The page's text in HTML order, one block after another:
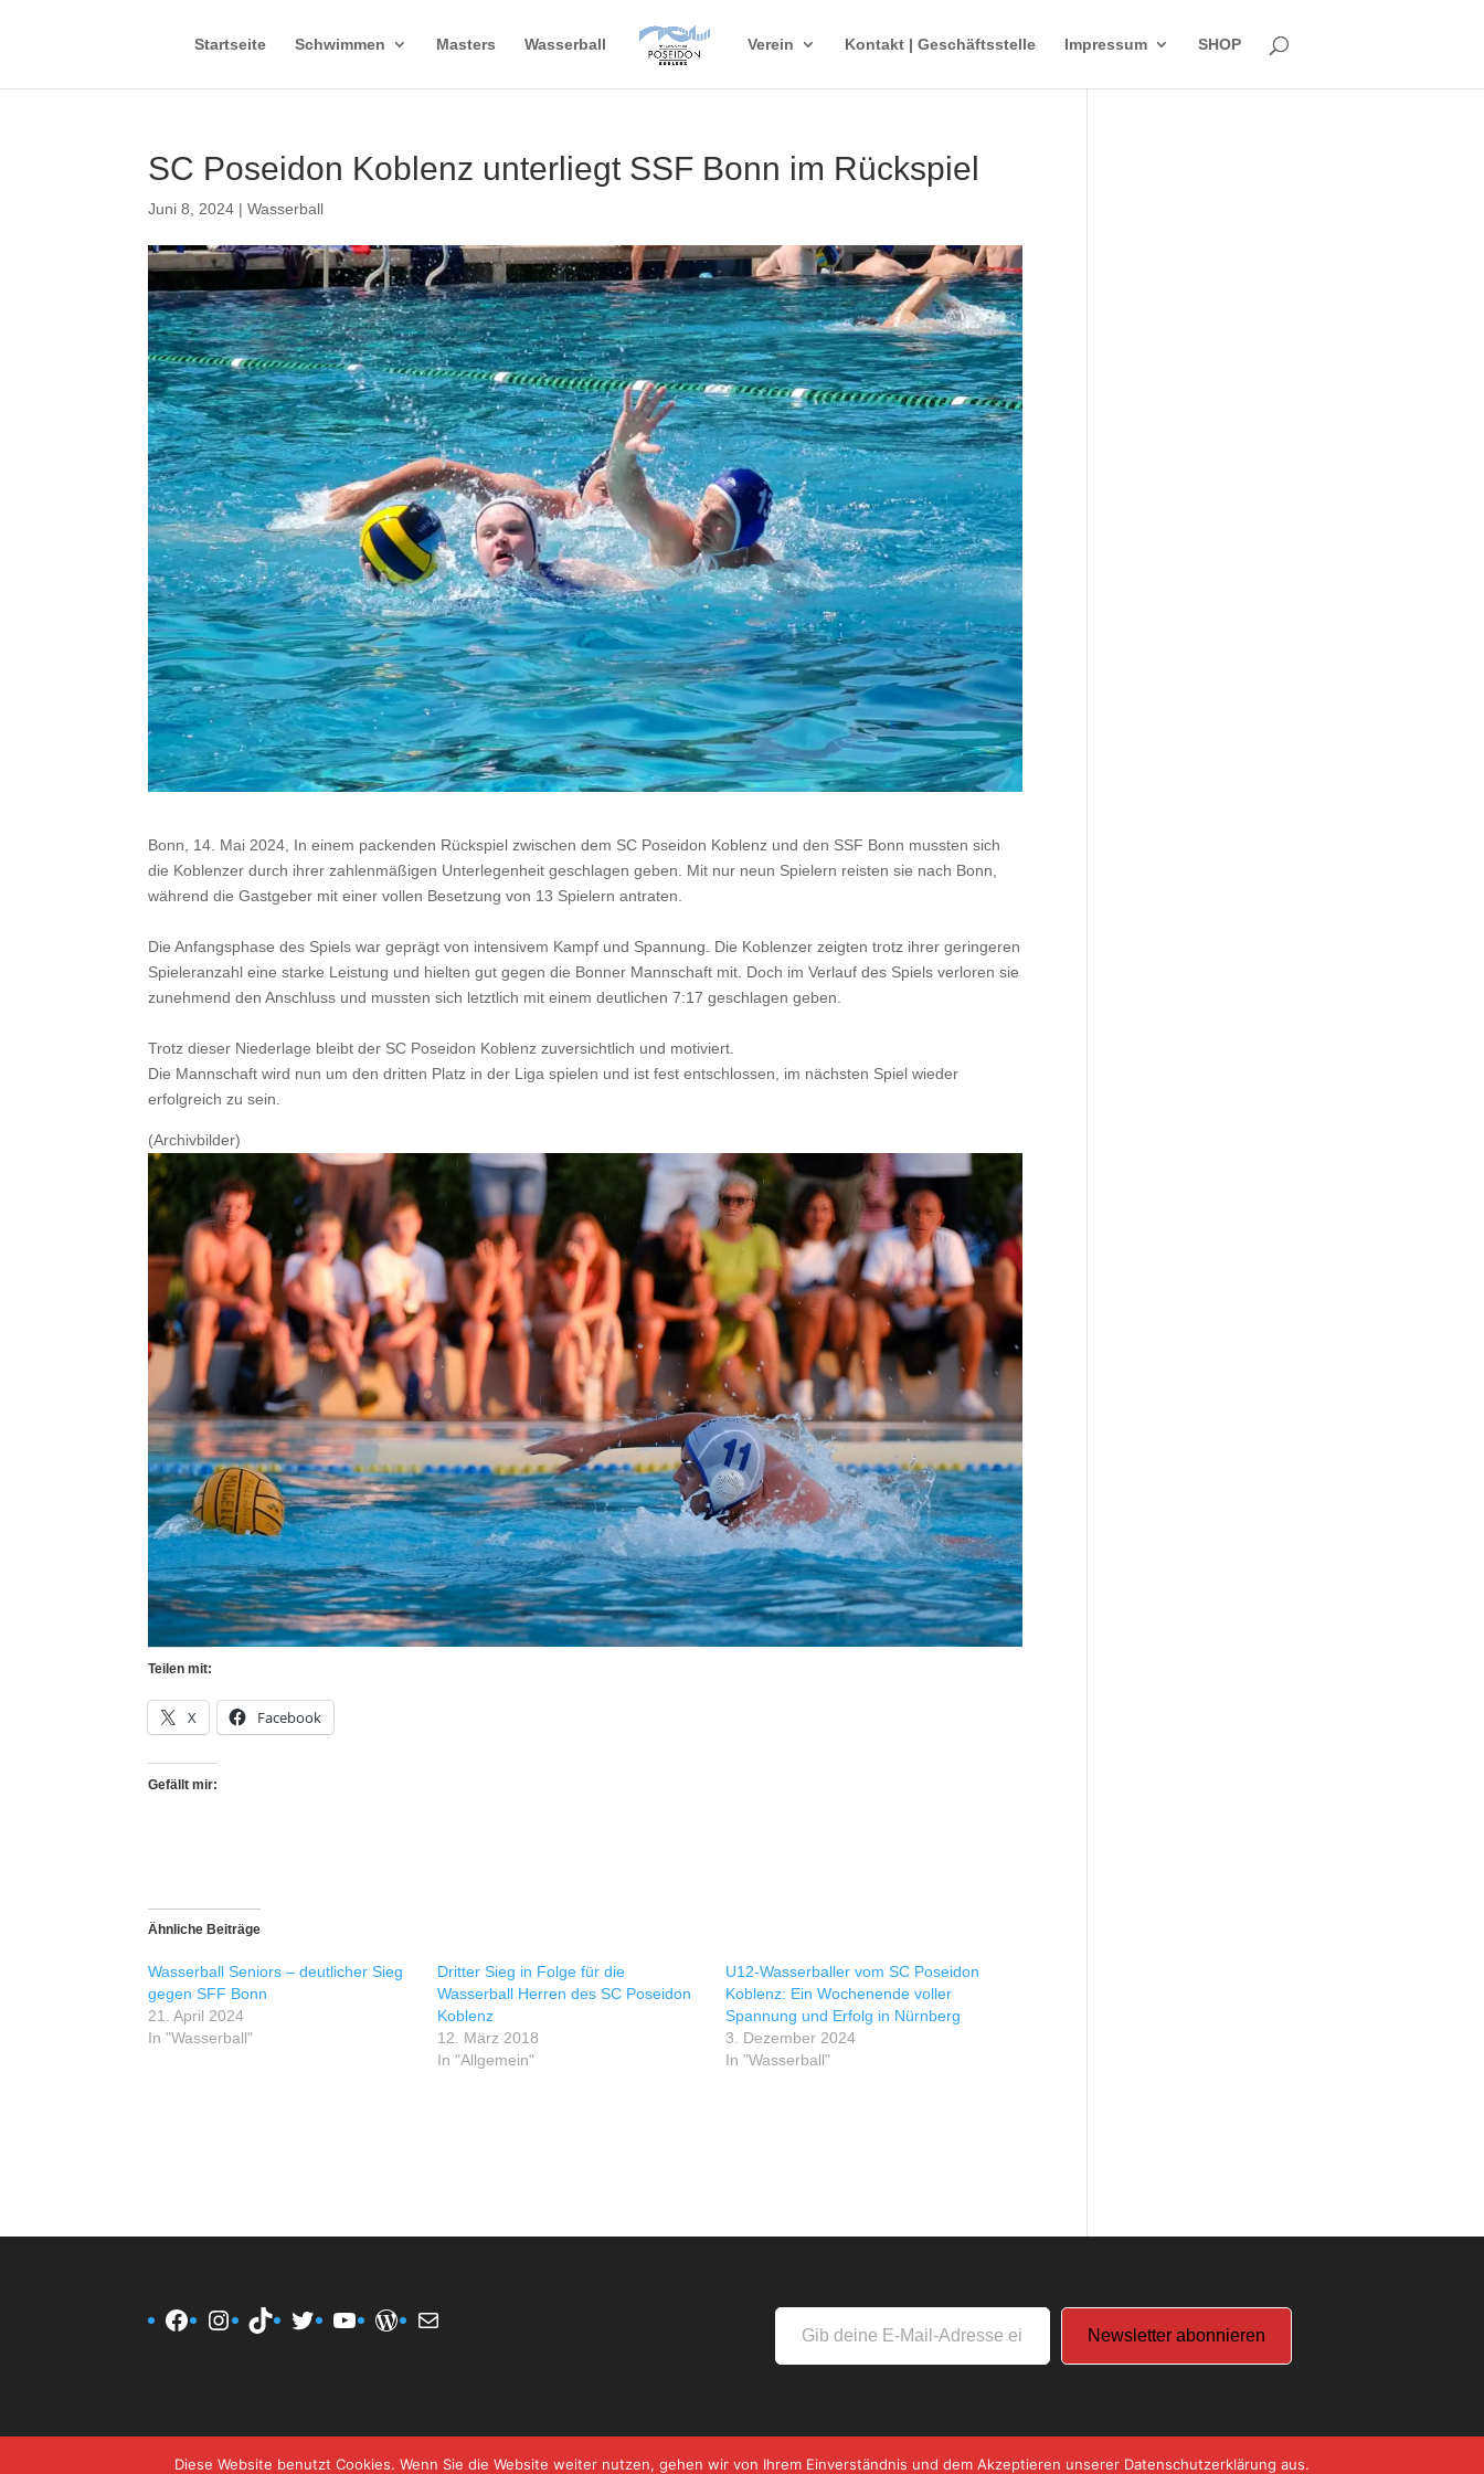
Startseite Schwimmen Masters Wasserball Verein Kontakt | Geschäftsstelle Impressum SHOP
SC Poseidon Koblenz unterliegt SSF Bonn im Rückspiel
Juni 8, 2024 |Wasserball
Bonn, 14. Mai 2024, In einem packenden Rückspiel zwischen dem SC Poseidon Koblenz und den SSF Bonn mussten sich
die Koblenzer durch ihrer zahlenmäßigen Unterlegenheit geschlagen geben. Mit nur neun Spielern reisten sie nach Bonn,
während die Gastgeber mit einer vollen Besetzung von 13 Spielern antraten.
Die Anfangsphase des Spiels war geprägt von intensivem Kampf und Spannung. Die Koblenzer zeigten trotz ihrer geringeren
Spieleranzahl eine starke Leistung und hielten gut gegen die Bonner Mannschaft mit. Doch im Verlauf des Spiels verloren sie
zunehmend den Anschluss und mussten sich letztlich mit einem deutlichen 7:17 geschlagen geben.
Trotz dieser Niederlage bleibt der SC Poseidon Koblenz zuversichtlich und motiviert.
Die Mannschaft wird nun um den dritten Platz in der Liga spielen und ist fest entschlossen, im nächsten Spiel wieder
erfolgreich zu sein.
(Archivbilder)
Teilen mit:
X Facebook
Gefällt mir:
Ähnliche Beiträge
Wasserball Seniors – deutlicher Sieg
gegen SFF Bonn
21. April 2024
In "Wasserball"
Dritter Sieg in Folge für die
Wasserball Herren des SC Poseidon
Koblenz
12. März 2018
In "Allgemein"
U12-Wasserballer vom SC Poseidon
Koblenz: Ein Wochenende voller
Spannung und Erfolg in Nürnberg
3. Dezember 2024
In "Wasserball"
Facebook
Instagram
TikTokTwitterYouTube
WordPress
E-Mail
deine
E-
Newsletter abonnieren
Diese Website benutzt Cookies. Wenn Sie die Website weiter nutzen, gehen wir von Ihrem Einverständnis und dem Akzeptieren unserer Datenschutzerklärung aus.